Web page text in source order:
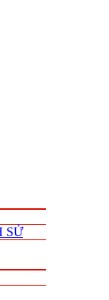
SỬ